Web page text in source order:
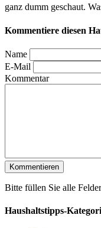
ganz dumm geschaut.
Kommentiere diesen
Name
E-Mail
Kommentar
Bitte füllen Sie alle
Haushaltstipps-